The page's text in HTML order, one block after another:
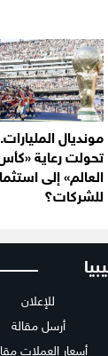
مونديال
تحولت رعاية
العالم» إلى
للشركات؟
للإعلان
أرسل مقالة
أسعار العملات